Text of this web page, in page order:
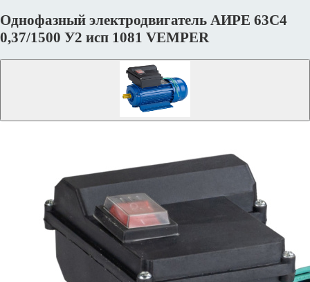
Однофазный электродвигатель АИРЕ 63C4
0,37/1500 У2 исп 1081 VEMPER